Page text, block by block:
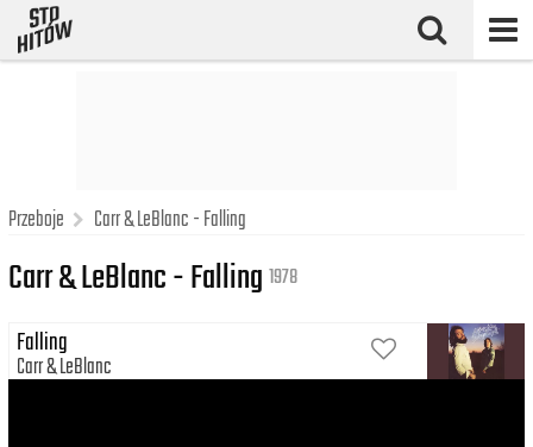
Przeboje Carr & LeBlanc - Falling
Carr & LeBlanc - Falling 1978
Falling
Carr LeBlanc